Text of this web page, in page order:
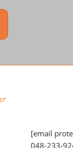
[email
048-233-